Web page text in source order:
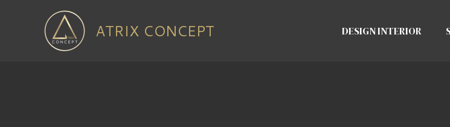
ATRIX CONCEPT DESIGN INTERIOR